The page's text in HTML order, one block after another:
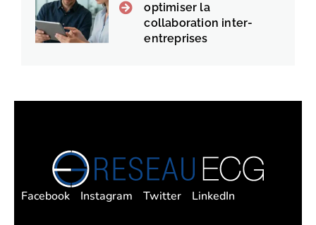
optimiser la
collaboration inter-
entreprises
Facebook Instagram Twitter LinkedIn